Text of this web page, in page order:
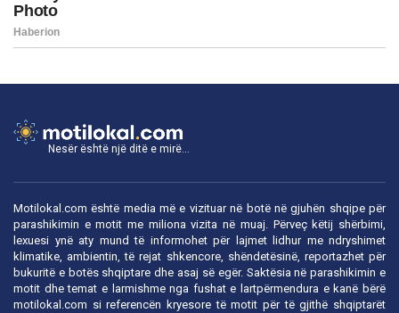
Nesër është një ditë e mirë...
Motilokal.com është media më e vizituar në botë në gjuhën shqipe për
parashikimin e motit me miliona vizita në muaj. Përveç këtij shërbimi,
lexuesi ynë aty mund të informohet për lajmet lidhur me ndryshimet
klimatike, ambientin, të rejat shkencore, shëndetësinë, reportazhet për
bukuritë e botës shqiptare dhe asaj së egër. Saktësia në parashikimin e
motit dhe temat e larmishme nga fushat e lartpërmendura e kanë bërë
motilokal.com si referencën kryesore të motit për të gjithë shqiptarët